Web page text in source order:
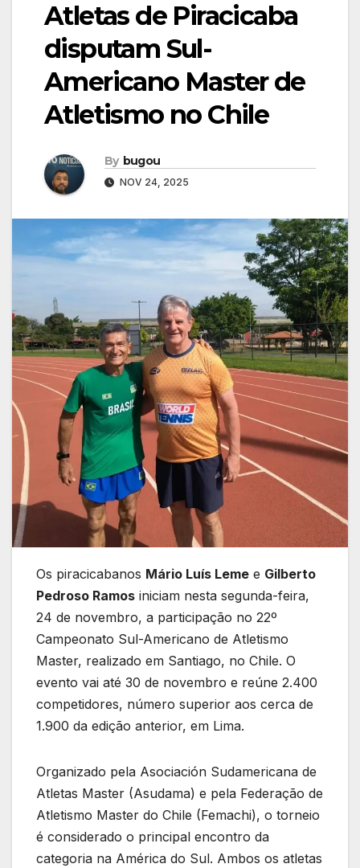
Atletas de Piracicaba
disputam Sul-
Americano Master de
Atletismo no Chile
By bugou
NOV 24, 2025
Os piracicabanos Mário Luís Leme e Gilberto
Pedroso Ramos iniciam nesta segunda-feira,
24 de novembro, a participação no 22º
Campeonato Sul-Americano de Atletismo
Master, realizado em Santiago, no Chile. O
evento vai até 30 de novembro e reúne 2.400
competidores, número superior aos cerca de
1.900 da edição anterior, em Lima.
Organizado pela Asociación Sudamericana de
Atletas Master (Asudama) e pela Federação de
Atletismo Master do Chile (Femachi), o torneio
é considerado o principal encontro da
categoria na América do Sul. Ambos os atletas